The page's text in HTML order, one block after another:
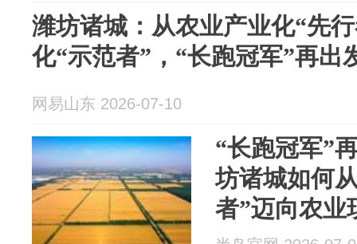
潍坊诸城：从农业产业化“先
化“示范者”，“长跑冠军”再出
网易山东 2026-07-10
“长跑冠军”
坊诸城如何
者”迈向农业